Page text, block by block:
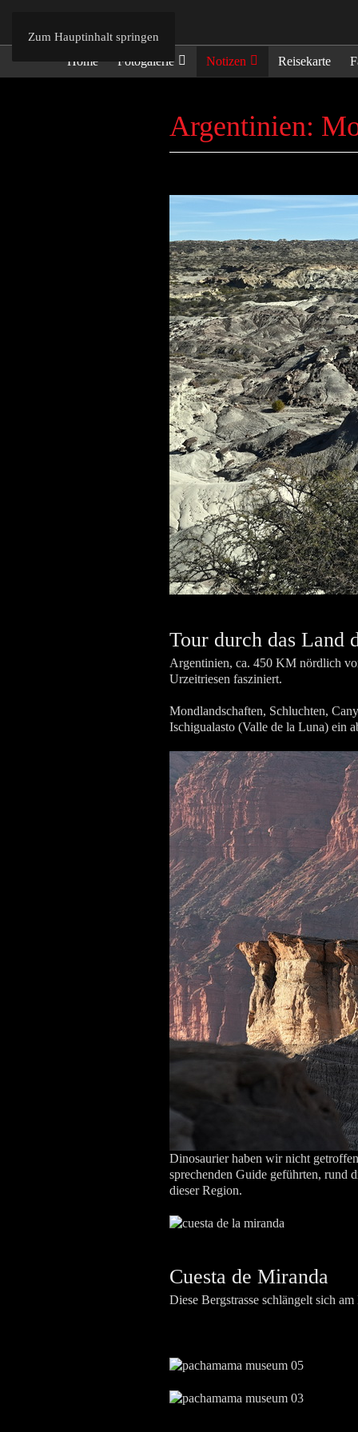
Zum Hauptinhalt springen
Home Fotogalerie Notizen Reisekarte
Argentinien:
Tour durch das Land
Argentinien, ca. 450 KM nördlich
Urzeitriesen fasziniert.
Mondlandschaften, Schluchten,
Ischigualasto (Valle de la Luna) ein
Dinosaurier haben wir nicht
sprechenden Guide geführten, rund
dieser Region.
Cuesta de Miranda
Diese Bergstrasse schlängelt sich